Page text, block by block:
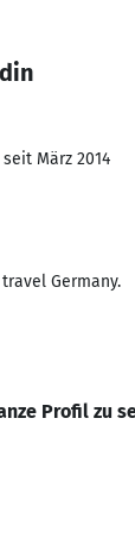
März 2014
Germany.
Profil zu